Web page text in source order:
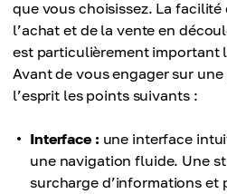
que vous choisissez. La
l’achat et de la vente en
est particulièrement important
Avant de vous engager sur
l’esprit les points suivants :
Interface : une interface
une navigation fluide. Une
surcharge d’informations et